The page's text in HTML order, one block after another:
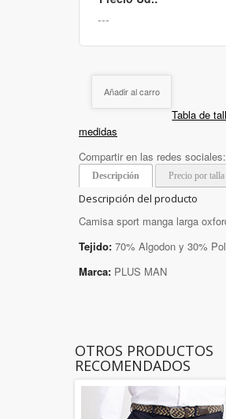
Añadir al carro
Tabla de
medidas
Compartir en las redes sociales:
Descripción Precio por talla
Descripción del producto
Camisa sport manga larga
Tejido: 70% Algodon y 30%
Marca: PLUS MAN
OTROS PRODUCTOS
RECOMENDADOS